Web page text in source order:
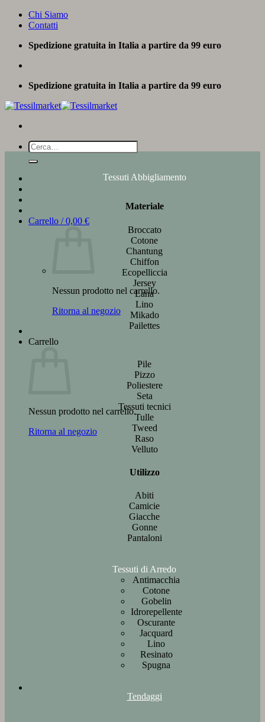
Salta
Chi Siamo
Contatti
Spedizione gratuita in Italia a partire da 99 euro
Spedizione gratuita in Italia a partire da 99 euro
Cerca:
Carrello /0,00 €
Nessun prodotto nel carrello.
Ritorna al negozio
Carrello
Nessun prodotto nel carrello.
Ritorna al negozio
Tessuti Abbigliamento
Materiale
Broccato
Cotone
Chantung
Chiffon
Ecopelliccia
Jersey
Lana
Lino
Mikado
Pailettes
Pile
Pizzo
Poliestere
Seta
Tessuti tecnici
Tulle
Tweed
Raso
Velluto
Utilizzo
Abiti
Camicie
Giacche
Gonne
Pantaloni
Tessuti di Arredo
Antimacchia
Cotone
Gobelin
Idrorepellente
Oscurante
Jacquard
Lino
Resinato
Spugna
Tendaggi